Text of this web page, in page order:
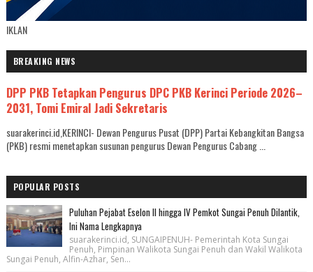
IKLAN
BREAKING NEWS
DPP PKB Tetapkan Pengurus DPC PKB Kerinci Periode 2026–
2031, Tomi Emiral Jadi Sekretaris
suarakerinci.id,KERINCI- Dewan Pengurus Pusat (DPP) Partai Kebangkitan Bangsa
(PKB) resmi menetapkan susunan pengurus Dewan Pengurus Cabang ...
POPULAR POSTS
Puluhan Pejabat Eselon II hingga IV Pemkot Sungai Penuh Dilantik,
Ini Nama Lengkapnya
suarakerinci.id, SUNGAIPENUH- Pemerintah Kota Sungai
Penuh, Pimpinan Walikota Sungai Penuh dan Wakil Walikota
Sungai Penuh, Alfin-Azhar, Sen...